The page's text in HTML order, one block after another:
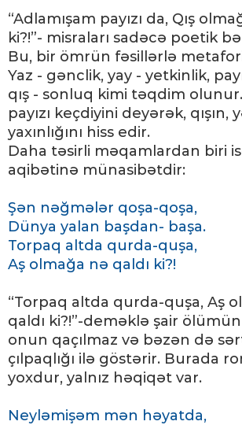
“Adlamışam payızı da, Qış
ki?!”- misraları sadəcə poetik
Bu, bir ömrün fəsillərlə
Yaz - gənclik, yay - yetkinlik,
qış - sonluq kimi təqdim olunur.
payızı keçdiyini deyərək, qışın,
yaxınlığını hiss edir.
Daha təsirli məqamlardan biri
aqibətinə münasibətdir:
Şən nəğmələr qoşa-qoşa,
Dünya yalan başdan- başa.
Torpaq altda qurda-quşa,
Aş olmağa nə qaldı ki?!
“Torpaq altda qurda-quşa, Aş
qaldı ki?!”-deməklə şair
onun qaçılmaz və bəzən də
çılpaqlığı ilə göstərir. Burada
yoxdur, yalnız həqiqət var.
Neyləmişəm mən həyatda,